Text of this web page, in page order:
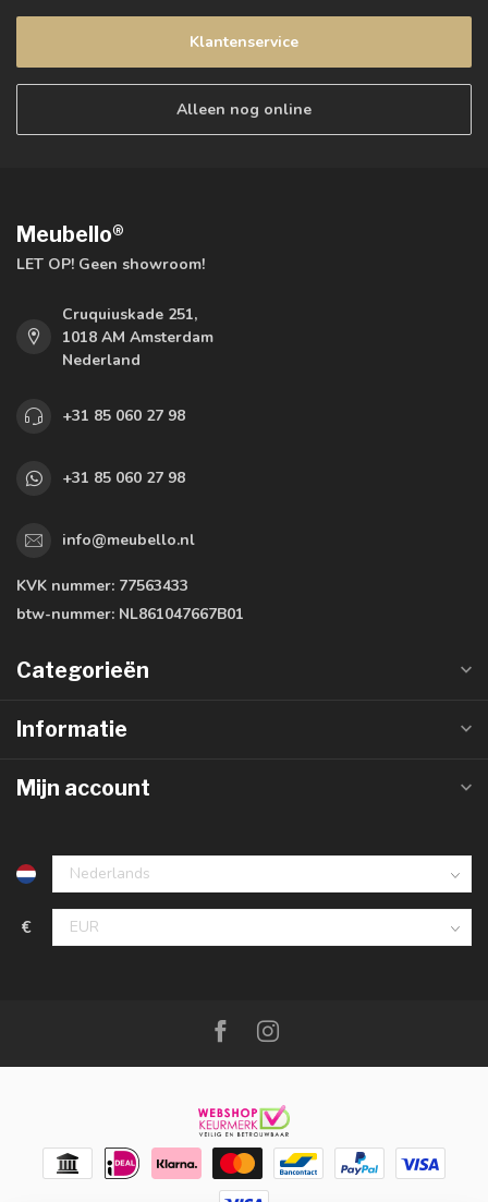
Klantenservice
Alleen nog online
Meubello®
LET OP! Geen showroom!
Cruquiuskade 251,
1018 AM Amsterdam
Nederland
+31 85 060 27 98
+31 85 060 27 98
info@meubello.nl
KVK nummer: 77563433
btw-nummer: NL861047667B01
Categorieën
Informatie
Mijn account
€